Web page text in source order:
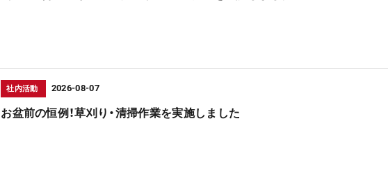
社内活動 2026-08-07
お盆前の恒例！草刈り・清掃作業を実施しました